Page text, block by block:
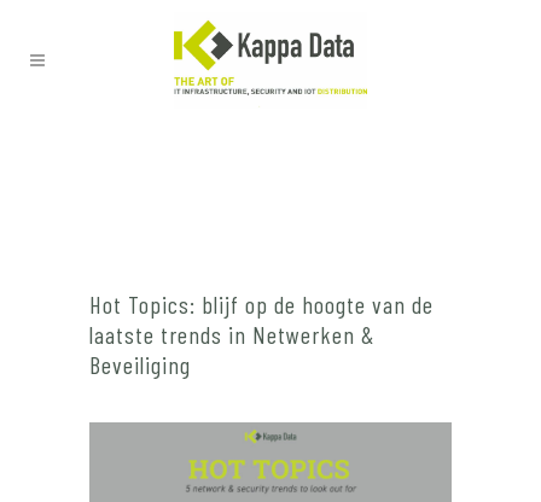
Hot Topics: blijf op de hoogte van de
laatste trends in Netwerken &
Beveiliging